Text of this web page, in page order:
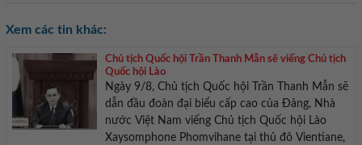
Xem các tin khác:
Chủ tịch Quốc hội Trần Thanh Mẫn sẽ viếng Chủ tịch
Quốc hội Lào
Ngày 9/8, Chủ tịch Quốc hội Trần Thanh Mẫn sẽ
dẫn đầu đoàn đại biểu cấp cao của Đảng, Nhà
nước Việt Nam viếng Chủ tịch Quốc hội Lào
Xaysomphone Phomvihane tại thủ đô Vientiane,